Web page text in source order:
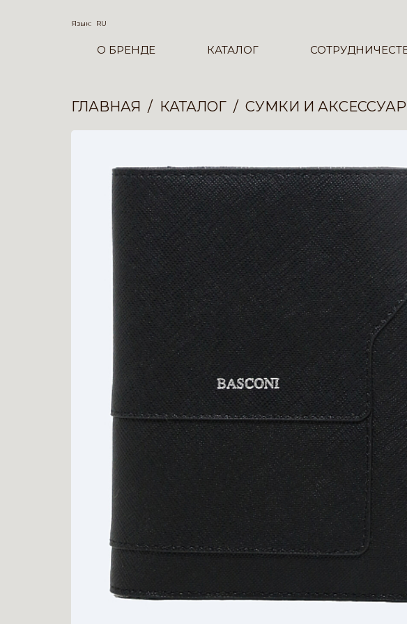
Язык: RU
О БРЕНДЕ КАТАЛОГ
ГЛАВНАЯ КАТАЛОГ СУМКИ И